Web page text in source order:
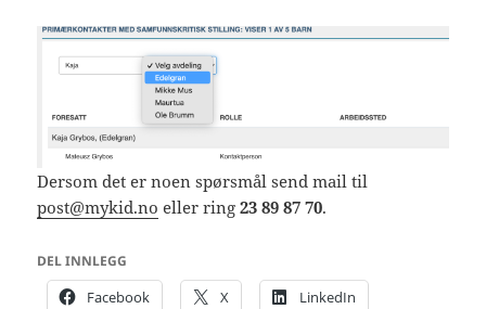
Dersom det er noen spørsmål send mail til
post@mykid.no eller ring23 89 87 70.
DEL INNLEGG
Facebook X LinkedIn